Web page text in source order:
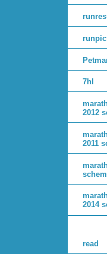
7hl
2012
2011
2014
read